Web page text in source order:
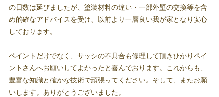
の日数は延びましたが、塗装材料の違い・一部外壁の交換等を含
め的確なアドバイスを受け、以前より一層良い我が家となり安心
しております。
ペイントだけでなく、サッシの不具合も修理して頂きひかりペイ
ントさんへお願いしてよかったと喜んでおります。これからも、
豊富な知識と確かな技術で頑張ってください。そして、またお願
いします。ありがとうございました。